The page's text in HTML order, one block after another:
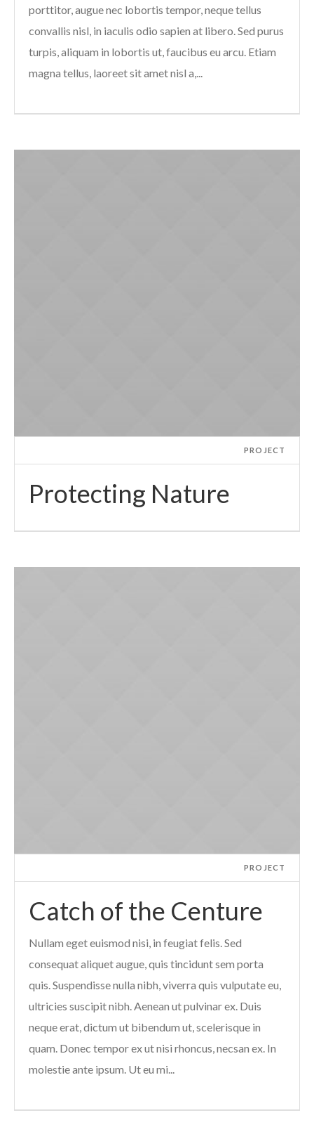
porttitor, augue nec lobortis tempor, neque tellus
convallis nisl, in iaculis odio sapien at libero. Sed purus
turpis, aliquam in lobortis ut, faucibus eu arcu. Etiam
magna tellus, laoreet sit amet nisl a,...
PROJECT
Protecting Nature
PROJECT
Catch of the Centure
Nullam eget euismod nisi, in feugiat felis. Sed
consequat aliquet augue, quis tincidunt sem porta
quis. Suspendisse nulla nibh, viverra quis vulputate eu,
ultricies suscipit nibh. Aenean ut pulvinar ex. Duis
neque erat, dictum ut bibendum ut, scelerisque in
quam. Donec tempor ex ut nisi rhoncus, necsan ex. In
molestie ante ipsum. Ut eu mi...